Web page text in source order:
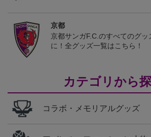
京都
京都サンガF.C.のすべてのグ
に！全グッズ一覧はこちら！
カテゴリから
コラボ・メモリアルグッズ